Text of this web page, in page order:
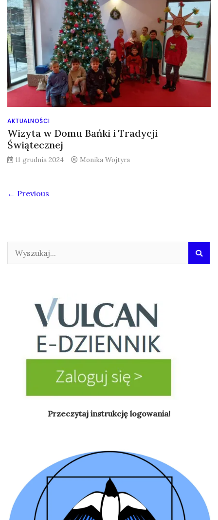
AKTUALNOŚCI
Wizyta w Domu Bańki i Tradycji
Świątecznej
11 grudnia 2024 Monika Wojtyra
← Previous
Przeczytaj instrukcję logowania!